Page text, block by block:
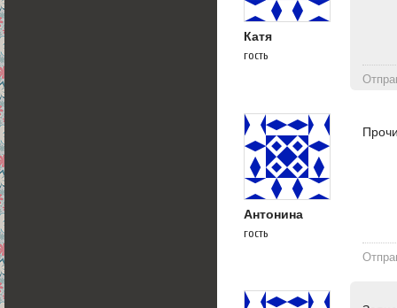
Катя
гость
Антонина
гость